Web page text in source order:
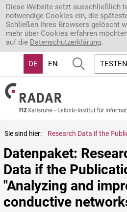
Direkt zum Inhalt
Diese Website setzt ausschließlich
notwendige Cookies ein, die
Schließen Ihres Browsers gelöscht
mehr über Cookies erfahren
auf die Datenschutzerklärung.
DE EN TESTEN
Sie sind hier:
Datenpaket:
Data if the
"Analyzing and
conductive